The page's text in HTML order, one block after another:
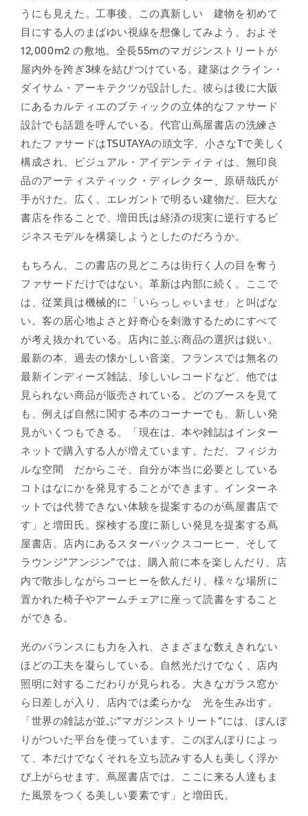
うにも見えた。工事後、この真新しい 建物を初めて
目にする人のまばゆい視線を想像してみよう。およそ
12,000m2 の敷地。全長55mのマガジンストリートが
屋内外を跨ぎ3棟を結びつけている。建築はクライン・
ダイサム・アーキテクツが設計した。彼らは後に大阪
にあるカルティエのブティックの立体的なファサード
設計でも話題を呼んでいる。代官山蔦屋書店の洗練さ
れたファサードはTSUTAYAの頭文字、小さなTで美しく
構成され、ビジュアル・アイデンティティは、無印良
品のアーティスティック・ディレクター、原研哉氏が
手がけた。広く、エレガントで明るい建物だ。巨大な
書店を作ることで、増田氏は経済の現実に逆行するビ
ジネスモデルを構築しようとしたのだろうか。
もちろん、この書店の見どころは街行く人の目を奪う
ファサードだけではない。革新は内部に続く。ここで
は、従業員は機械的に「いらっしゃいませ」と叫ばな
い。客の居心地よさと好奇心を刺激するためにすべて
が考え抜かれている。店内に並ぶ商品の選択は鋭い。
最新の本、過去の懐かしい音楽、フランスでは無名の
最新インディーズ雑誌、珍しいレコードなど、他では
見られない商品が販売されている。どのブースを見て
も、例えば自然に関する本のコーナーでも、新しい発
見がいくつもできる。「現在は、本や雑誌はインター
ネットで購入する人が増えています。ただ、フィジカ
ルな空間 だからこそ、自分が本当に必要としている
コトはなにかを発見することができます。インターネ
ットでは代替できない体験を提案するのが蔦屋書店で
す」と増田氏。探検する度に新しい発見を提案する蔦
屋書店。店内にあるスターバックスコーヒー、そして
ラウンジ“アンジン”では、購入前に本を楽しんだり、店
内で散歩しながらコーヒーを飲んだり、様々な場所に
置かれた椅子やアームチェアに座って読書をすること
ができる。
光のバランスにも力を入れ、さまざまな数えきれない
ほどの工夫を凝らしている。自然光だけでなく、店内
照明に対するこだわりが見られる。大きなガラス窓か
ら日差しが入り、店内では柔らかな 光を生み出す。
「世界の雑誌が並ぶ“マガジンストリート”には、ぼんぼ
りがついた平台を使っています。このぼんぼりによっ
て、本だけでなくそれを立ち読みする人も美しく浮か
び上がらせます。蔦屋書店では、ここに来る人達もま
た風景をつくる美しい要素です」と増田氏。